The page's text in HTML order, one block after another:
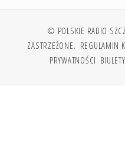
© POLSKIE RADIO
ZASTRZEŻONE. REGULAMIN
PRYWATNOŚCI